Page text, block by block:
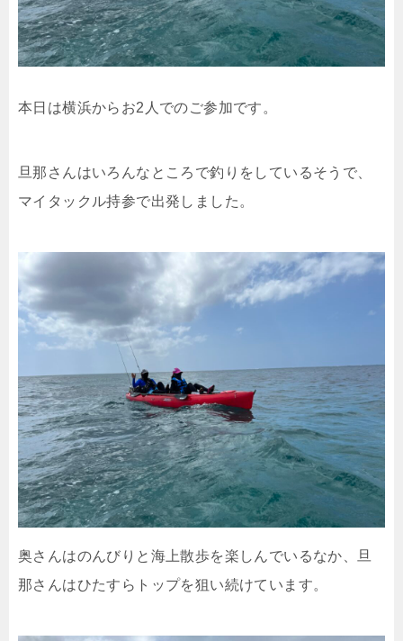
本日は横浜からお2人でのご参加です。
旦那さんはいろんなところで釣りをしているそうで、
マイタックル持参で出発しました。
奥さんはのんびりと海上散歩を楽しんでいるなか、旦
那さんはひたすらトップを狙い続けています。